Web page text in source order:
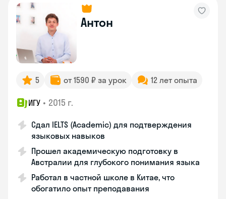
Антон
5 от 1590 ₽ за урок 12 лет опыта
ИГУ • 2015 г.
Сдал IELTS (Academic) для подтверждения
языковых навыков
Прошел академическую подготовку в
Австралии для глубокого понимания языка
Работал в частной школе в Китае, что
обогатило опыт преподавания